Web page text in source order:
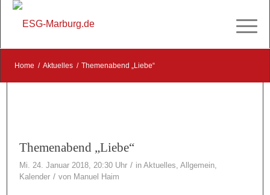
Home / Aktuelles / Themenabend „Liebe“
Themenabend „Liebe“
Mi. 24. Januar 2018, 20:30 Uhr / inAktuelles,Allgemein,
Kalender / von Manuel Haim